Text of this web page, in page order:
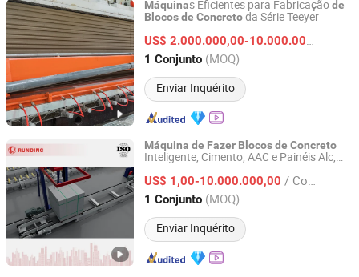
Máquinas Eficientes para Fabricaçãode
Blocosde Concretoda Série Teeyer
US$ 2.000.000,00-10.000.000,00
1 Conjunto (MOQ)
Enviar Inquérito
Jiangsu Teeyer Intelligent Equipment Co., Ltd.
Jiangsu, China Desde 2024
Máquina de Fazer Blocosde Concreto
Inteligente, Cimento, AAC e Painéis Alc,
Qualidade, Bom Serviço
US$ 1,00-10.000.000,00 / Conjunto
1 Conjunto (MOQ)
Enviar Inquérito
Jiangsu Runding Intelligent Equipment Technology Co.,
Ltd.
Jiangsu, China Desde 2025